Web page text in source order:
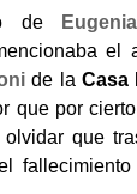
de
el
de la Casa
que por
que